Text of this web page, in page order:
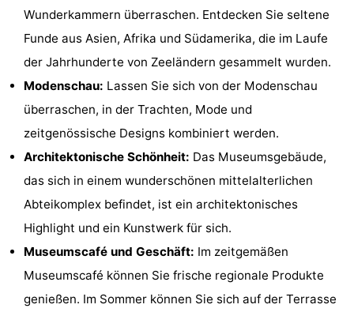
Natur
Sport
Schwimmbader
-
Radfahren
Wandern
Golfplatze
Wunderkammern überraschen. Entdecken Sie seltene
Funde aus Asien, Afrika und Südamerika, die im Laufe
der Jahrhunderte von Zeeländern gesammelt wurden.
Modenschau: Lassen Sie sich von der Modenschau
überraschen, in der Trachten, Mode und
zeitgenössische Designs kombiniert werden.
Architektonische Schönheit: Das Museumsgebäude,
das sich in einem wunderschönen mittelalterlichen
Abteikomplex befindet, ist ein architektonisches
Highlight und ein Kunstwerk für sich.
Museumscafé und Geschäft: Im zeitgemäßen
Museumscafé können Sie frische regionale Produkte
genießen. Im Sommer können Sie sich auf der Terrasse